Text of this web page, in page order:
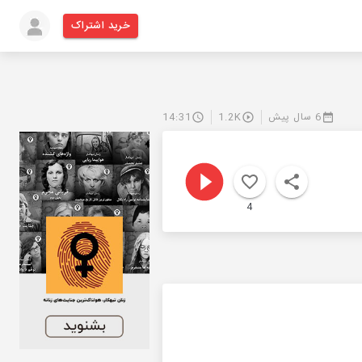
خرید اشتراک
6 سال پیش 1.2K
14:31
4